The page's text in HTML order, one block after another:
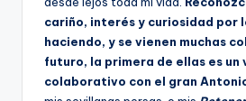
cariño, interés y curiosidad por
haciendo, y se vienen muchas
futuro, la primera de ellas es un
colaborativo con el gran